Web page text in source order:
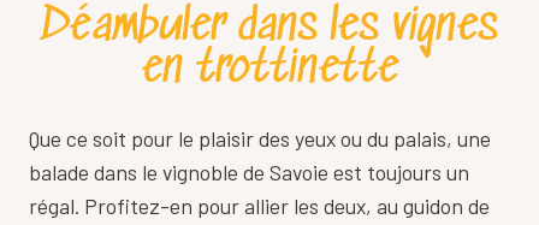
Déambuler dans les vignes
en trottinette
Que ce soit pour le plaisir des yeux ou du palais, une
balade dans le vignoble de Savoie est toujours un
régal. Profitez-en pour allier les deux, au guidon de